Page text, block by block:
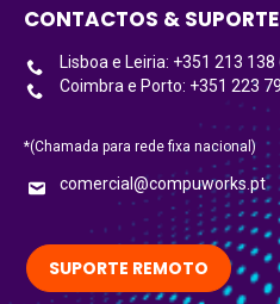
CONTACTOS &
Lisboa e Leiria: +351 213 138
Coimbra e Porto: +351 223
*(Chamada para rede fixa nacional)
comercial@compuworks.pt
SUPORTE REMOTO